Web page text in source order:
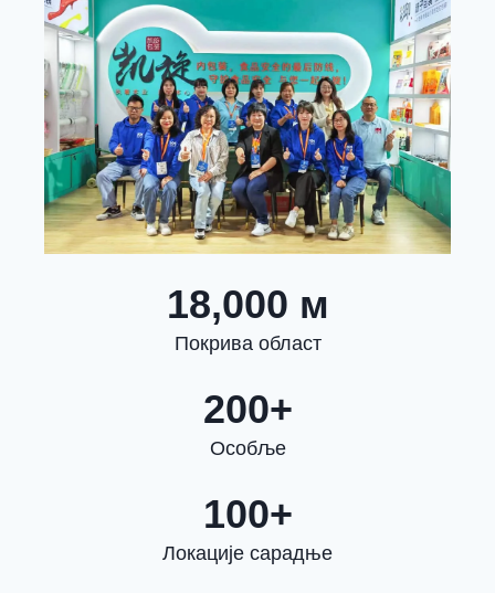
18,000 м
Покрива област
200+
Особље
100+
Локације сарадње